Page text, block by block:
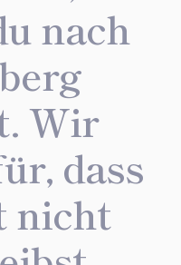
nach
Wir
dass
nicht
EIN